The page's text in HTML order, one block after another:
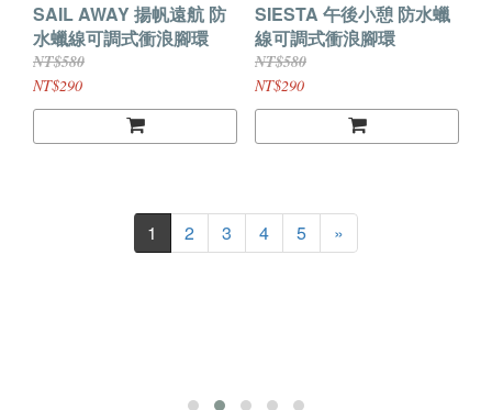
SAIL AWAY 揚帆遠航 防
水蠟線可調式衝浪腳環
NT$580
NT$290
SIESTA 午後小憩 防水蠟
線可調式衝浪腳環
NT$580
NT$290
1 2 3 4 5 »